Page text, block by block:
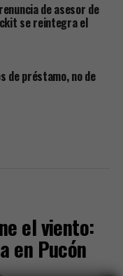
de asesor de
se reintegra el
de préstamo, no de
el viento:
en Pucón